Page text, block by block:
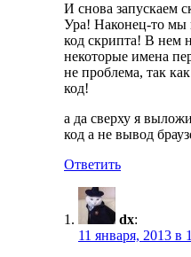
И снова запускаем
Ура! Наконец-то мы
код скрипта! В нем
некоторые имена
не проблема, так
код!
а да сверху я
код а не вывод
Ответить
dx:
11 января, 2013 в